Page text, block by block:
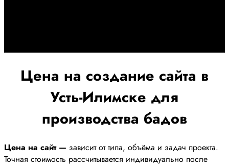
Цена на создание сайта в
Усть-Илимске для
производства бадов
Цена на сайт — зависит от типа, объёма и задач проекта.
Точная стоимость рассчитывается индивидуально после